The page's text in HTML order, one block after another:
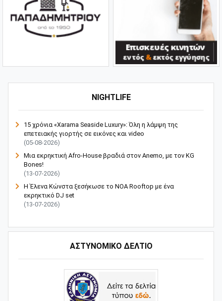
NIGHTLIFE
15 χρόνια «Xarama Seaside Luxury»: Όλη η λάμψη της
επετειακής γιορτής σε εικόνες και video
(05-08-2026)
Μια εκρηκτική Afro-House βραδιά στον Anemo, με τον KG
Bones!
(13-07-2026)
Η Έλενα Κώνστα ξεσήκωσε το NOA Rooftop με ένα
εκρηκτικό DJ set
(13-07-2026)
ΑΣΤΥΝΟΜΙΚΟ ΔΕΛΤΙΟ